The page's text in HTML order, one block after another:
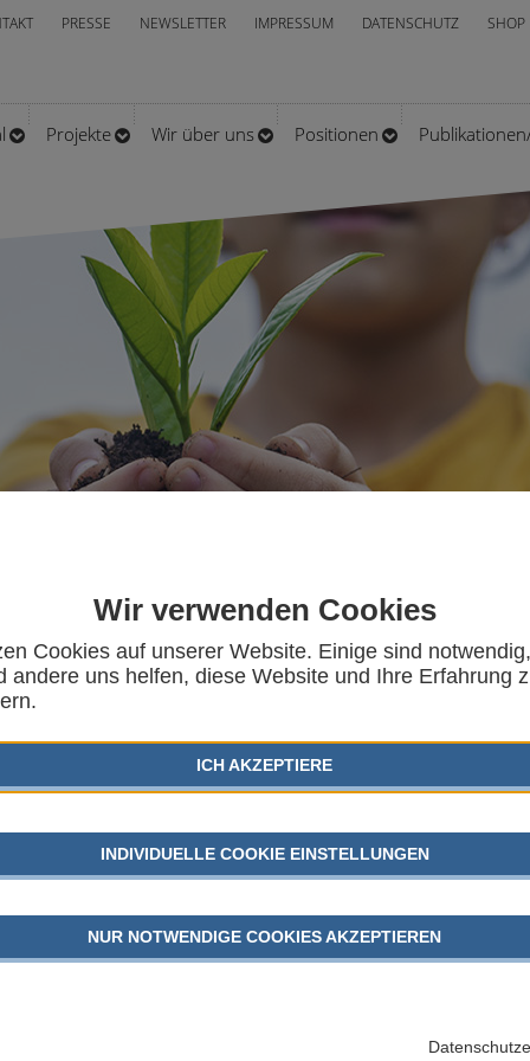
Wir verwenden Cookies
Cookies auf unserer Website. Einige sind notwendig,
andere uns helfen, diese Website und Ihre Erfahrung
ICH AKZEPTIERE
INDIVIDUELLE COOKIE EINSTELLUNGEN
NUR NOTWENDIGE COOKIES AKZEPTIEREN
PRESSE NEWSLETTER IMPRESSUM DATENSCHUTZ SHOP
Projekte Wir über uns Positionen
in Europa
Veranstaltung:
Die EU-
und die EU-
Kommission die erste umfassende
der Europäischen Union (EU) vor. Zudem empfahl die
die Einführung einer Europäischen Kindergarantie,
2021 eine
Initiativen für die Kinder- und Jugendhilfe von